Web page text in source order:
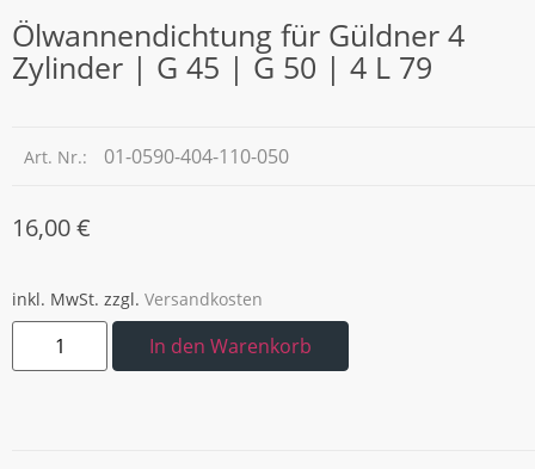
Ölwannendichtung für Güldner 4
Zylinder | G 45 | G 50 | 4 L 79
Art. Nr.: 01-0590-404-110-050
16,00€
inkl. MwSt. zzgl. Versandkosten
In den Warenkorb